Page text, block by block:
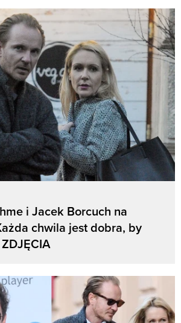
i Jacek Borcuch na
chwila jest dobra, by